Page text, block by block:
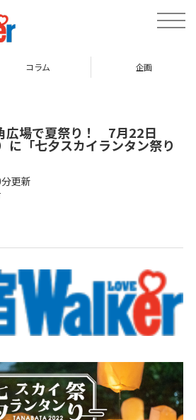
toggle
企画 TOP
広場で夏祭り！ 7月22日
に「七夕スカイランタン祭り
更新